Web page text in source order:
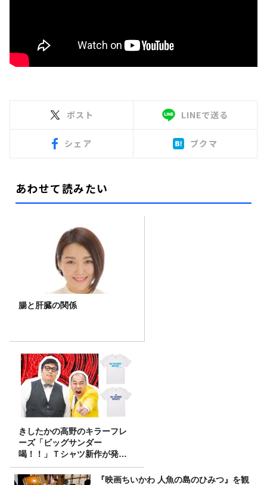
ポスト LINEで送る
シェア ブクマ
あわせて読みたい
腸と肝臓の関係
きしたかの高野のキラーフレ
ーズ「ビッグサンダー
喝！！」Ｔシャツ新作が発売
決定！
『映画ちいかわ 人魚の島のひみつ』を観